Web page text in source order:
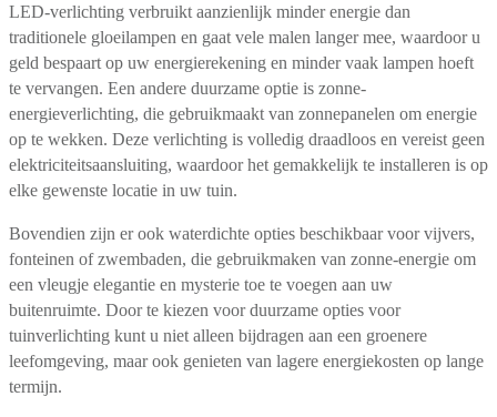
LED-verlichting verbruikt aanzienlijk minder energie dan
traditionele gloeilampen en gaat vele malen langer mee, waardoor u
geld bespaart op uw energierekening en minder vaak lampen hoeft
te vervangen. Een andere duurzame optie is zonne-
energieverlichting, die gebruikmaakt van zonnepanelen om energie
op te wekken. Deze verlichting is volledig draadloos en vereist geen
elektriciteitsaansluiting, waardoor het gemakkelijk te installeren is op
elke gewenste locatie in uw tuin.
Bovendien zijn er ook waterdichte opties beschikbaar voor vijvers,
fonteinen of zwembaden, die gebruikmaken van zonne-energie om
een vleugje elegantie en mysterie toe te voegen aan uw
buitenruimte. Door te kiezen voor duurzame opties voor
tuinverlichting kunt u niet alleen bijdragen aan een groenere
leefomgeving, maar ook genieten van lagere energiekosten op lange
termijn.